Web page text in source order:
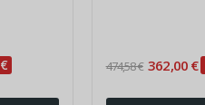
474,58 € 362,00 €